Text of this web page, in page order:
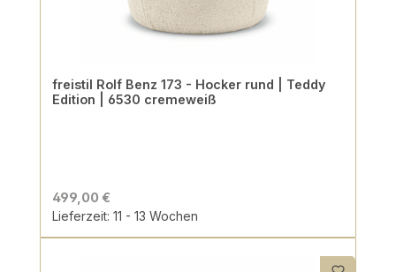
freistil Rolf Benz 173 - Hocker rund | Teddy
Edition | 6530 cremeweiß
499,00 €
Lieferzeit: 11 - 13 Wochen